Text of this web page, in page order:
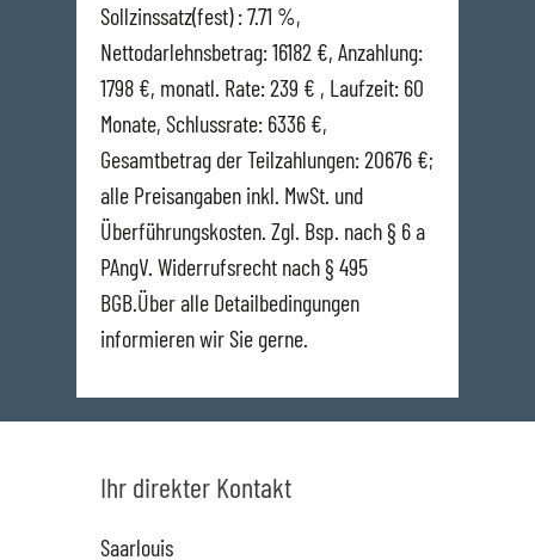
Sollzinssatz(fest) : 7.71 %,
Nettodarlehnsbetrag: 16182 €, Anzahlung:
1798 €, monatl. Rate: 239 € , Laufzeit: 60
Monate, Schlussrate: 6336 €,
Gesamtbetrag der Teilzahlungen: 20676 €;
alle Preisangaben inkl. MwSt. und
Überführungskosten. Zgl. Bsp. nach § 6 a
PAngV. Widerrufsrecht nach § 495
BGB.Über alle Detailbedingungen
informieren wir Sie gerne.
Ihr direkter Kontakt
Saarlouis